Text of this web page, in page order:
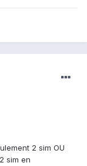
2 sim OU
sim en